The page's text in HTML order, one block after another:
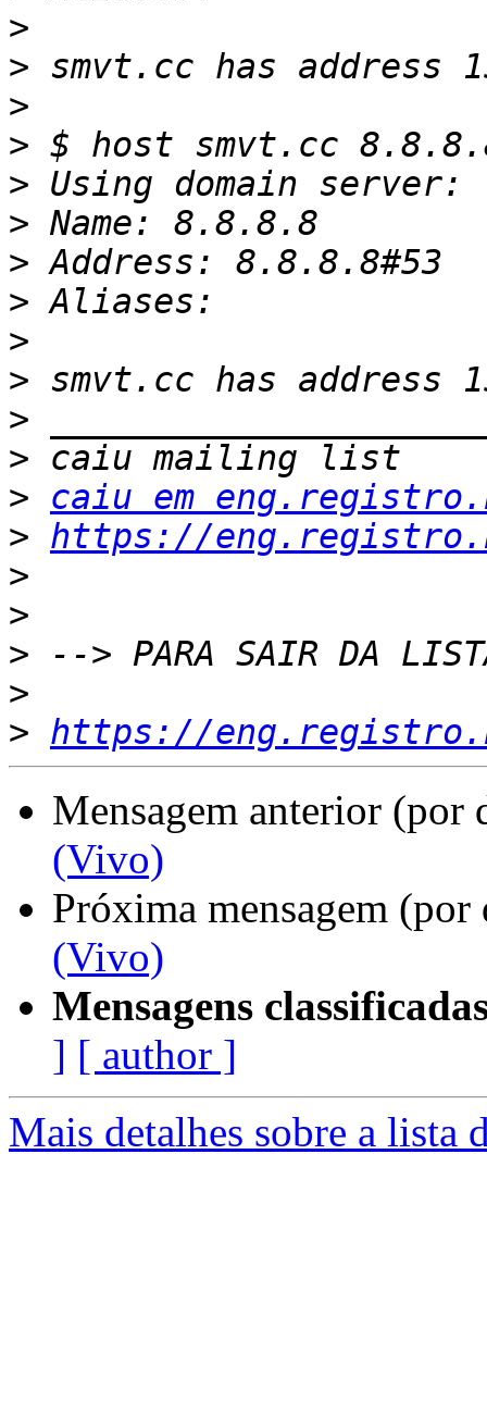
>
>
>
>
>
>
>
>
>
>
>
>
>
caiu em
> https://
>
>
>
>
> https://
Mensagem anterior (por
(Vivo)
Próxima mensagem
(Vivo)
Mensagens
] [ author ]
Mais detalhes sobre a lista